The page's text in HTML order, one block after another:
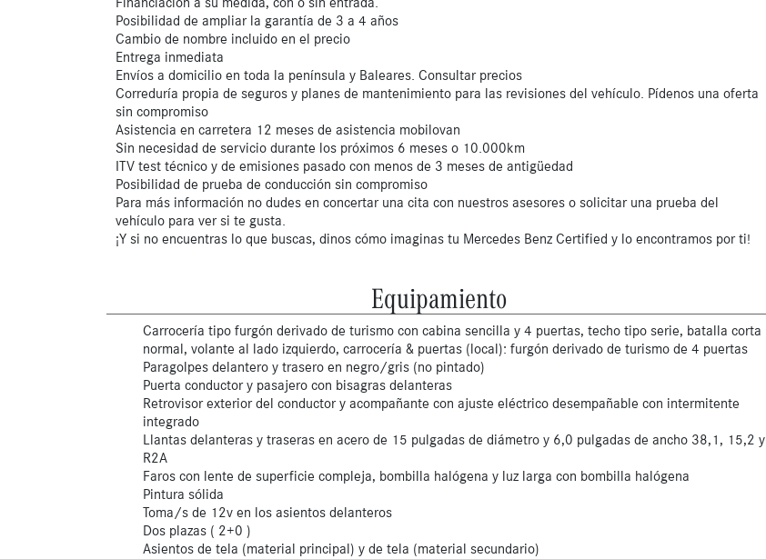
Posibilidad de ampliar la garantía de 3 a 4 años
Cambio de nombre incluido en el precio
Entrega inmediata
Envíos a domicilio en toda la península y Baleares. Consultar precios
Correduría propia de seguros y planes de mantenimiento para las revisiones del vehículo. Pídenos una oferta
sin compromiso
Asistencia en carretera 12 meses de asistencia mobilovan
Sin necesidad de servicio durante los próximos 6 meses o 10.000km
ITV test técnico y de emisiones pasado con menos de 3 meses de antigüedad
Posibilidad de prueba de conducción sin compromiso
Para más información no dudes en concertar una cita con nuestros asesores o solicitar una prueba del
vehículo para ver si te gusta.
¡Y si no encuentras lo que buscas, dinos cómo imaginas tu Mercedes Benz Certified y lo encontramos por ti!
Equipamiento
Carrocería tipo furgón derivado de turismo con cabina sencilla y 4 puertas, techo tipo serie, batalla corta
normal, volante al lado izquierdo, carrocería & puertas (local): furgón derivado de turismo de 4 puertas
Paragolpes delantero y trasero en negro/gris (no pintado)
Puerta conductor y pasajero con bisagras delanteras
Retrovisor exterior del conductor y acompañante con ajuste eléctrico desempañable con intermitente
integrado
Llantas delanteras y traseras en acero de 15 pulgadas de diámetro y 6,0 pulgadas de ancho 38,1, 15,2 y
R2A
Faros con lente de superficie compleja, bombilla halógena y luz larga con bombilla halógena
Pintura sólida
Toma/s de 12v en los asientos delanteros
Dos plazas ( 2+0 )
Asientos de tela (material principal) y de tela (material secundario)